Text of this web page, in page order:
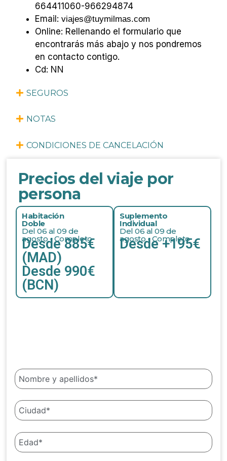
664411060-966294874
Email:viajes@tuymilmas.com
Online: Rellenando el formulario que
encontrarás más abajo y nos pondremos
en contacto contigo.
Cd: NN
SEGUROS
NOTAS
CONDICIONES DE CANCELACIÓN
Precios del viaje por
persona
Habitación
Doble
Del 06 al 09 de
agosto - Completo
Desde 885€
(MAD)
Desde 990€
(BCN)
Suplemento
Individual
Del 06 al 09 de
agosto - Completo
Desde +195€